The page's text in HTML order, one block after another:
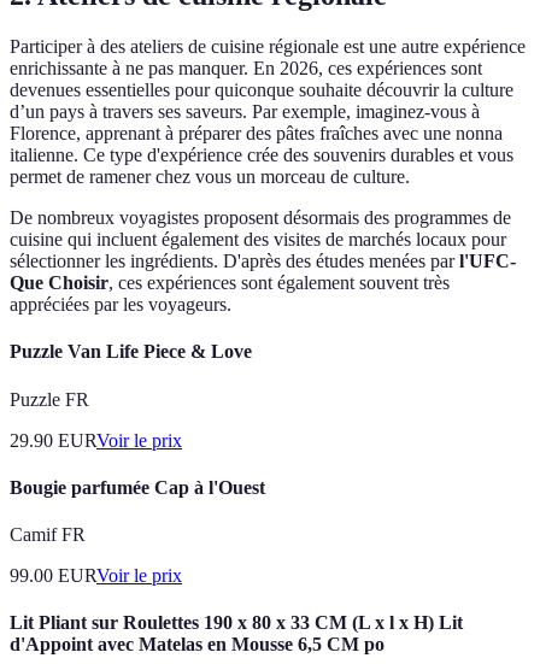
Participer à des ateliers de cuisine régionale est une autre expérience
enrichissante à ne pas manquer. En 2026, ces expériences sont
devenues essentielles pour quiconque souhaite découvrir la culture
d’un pays à travers ses saveurs. Par exemple, imaginez-vous à
Florence, apprenant à préparer des pâtes fraîches avec une nonna
italienne. Ce type d'expérience crée des souvenirs durables et vous
permet de ramener chez vous un morceau de culture.
De nombreux voyagistes proposent désormais des programmes de
cuisine qui incluent également des visites de marchés locaux pour
sélectionner les ingrédients. D'après des études menées parl'UFC-
Que Choisir, ces expériences sont également souvent très
appréciées par les voyageurs.
Puzzle Van Life Piece & Love
Puzzle FR
29.90 EURVoir le prix
Bougie parfumée Cap à l'Ouest
Camif FR
99.00 EURVoir le prix
Lit Pliant sur Roulettes 190 x 80 x 33 CM (L x l x H) Lit
d'Appoint avec Matelas en Mousse 6,5 CM po